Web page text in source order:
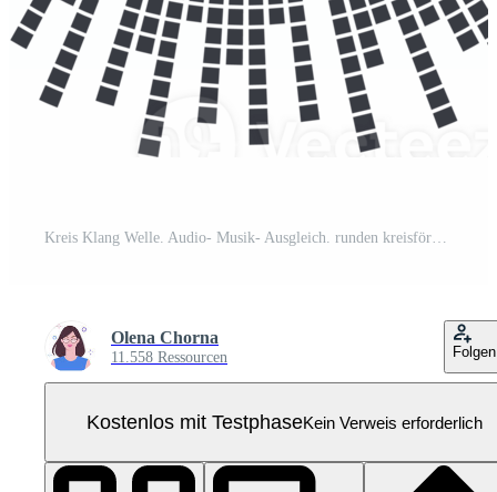
Kreis Klang Welle. Audio- Musik- Ausgleich. runden kreisförmig Symbol. Spektrum radial Muster und Frequenz rahmen. Pro PNG
Olena Chorna
11.558 Ressourcen Folgen
Kostenlos mit TestphaseKein Verweis erforderlich